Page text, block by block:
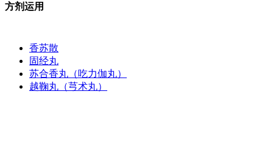
方剂运用
香苏散
固经丸
苏合香丸（吃力伽丸）
越鞠丸（芎术丸）